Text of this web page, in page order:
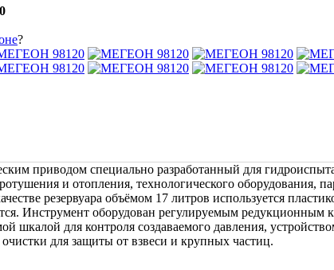
?
приводом специально разработанный для
и отопления, технологического оборудования,
резервуара объёмом 17 литров используется
Инструмент оборудован регулируемым
шкалой для контроля создаваемого давления,
для защиты от взвеси и крупных частиц.